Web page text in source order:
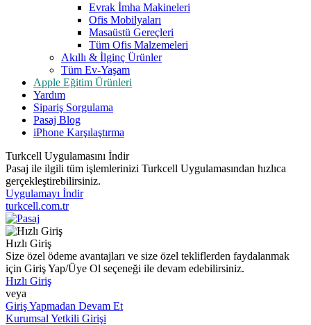
Evrak İmha Makineleri
Ofis Mobilyaları
Masaüstü Gereçleri
Tüm Ofis Malzemeleri
Akıllı & İlginç Ürünler
Tüm Ev-Yaşam
Apple Eğitim Ürünleri
Yardım
Sipariş Sorgulama
Pasaj Blog
iPhone Karşılaştırma
Turkcell Uygulamasını İndir
Pasaj ile ilgili tüm işlemlerinizi Turkcell Uygulamasından hızlıca
gerçekleştirebilirsiniz.
Uygulamayı İndir
turkcell.com.tr
Hızlı Giriş
Size özel ödeme avantajları ve size özel tekliflerden faydalanmak
için Giriş Yap/Üye Ol seçeneği ile devam edebilirsiniz.
Hızlı Giriş
veya
Giriş Yapmadan Devam Et
Kurumsal Yetkili Girişi